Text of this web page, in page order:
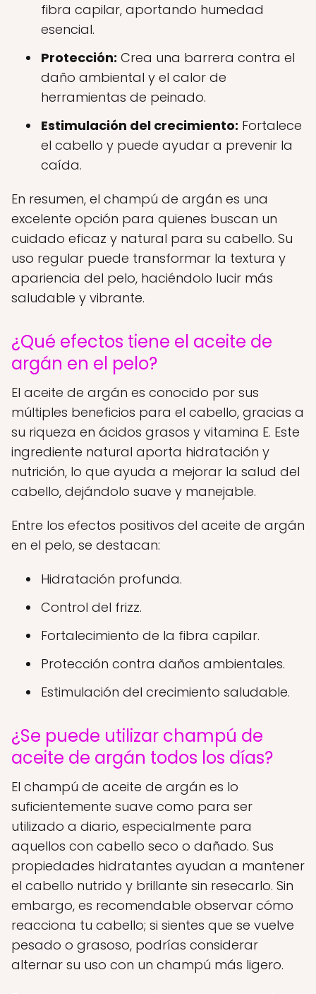
fibra capilar, aportando humedad
esencial.
Protección: Crea una barrera contra el
daño ambiental y el calor de
herramientas de peinado.
Estimulación del crecimiento: Fortalece
el cabello y puede ayudar a prevenir la
caída.
En resumen, el champú de argán es una
excelente opción para quienes buscan un
cuidado eficaz y natural para su cabello. Su
uso regular puede transformar la textura y
apariencia del pelo, haciéndolo lucir más
saludable y vibrante.
¿Qué efectos tiene el aceite de
argán en el pelo?
El aceite de argán es conocido por sus
múltiples beneficios para el cabello, gracias a
su riqueza en ácidos grasos y vitamina E. Este
ingrediente natural aporta hidratación y
nutrición, lo que ayuda a mejorar la salud del
cabello, dejándolo suave y manejable.
Entre los efectos positivos del aceite de argán
en el pelo, se destacan:
Hidratación profunda.
Control del frizz.
Fortalecimiento de la fibra capilar.
Protección contra daños ambientales.
Estimulación del crecimiento saludable.
¿Se puede utilizar champú de
aceite de argán todos los días?
El champú de aceite de argán es lo
suficientemente suave como para ser
utilizado a diario, especialmente para
aquellos con cabello seco o dañado. Sus
propiedades hidratantes ayudan a mantener
el cabello nutrido y brillante sin resecarlo. Sin
embargo, es recomendable observar cómo
reacciona tu cabello; si sientes que se vuelve
pesado o grasoso, podrías considerar
alternar su uso con un champú más ligero.